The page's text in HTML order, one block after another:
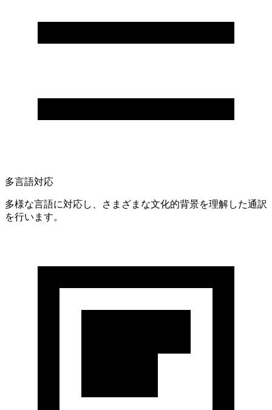
多言語対応
多様な言語に対応し、さまざまな文化的背景を理解した通訳
を行います。